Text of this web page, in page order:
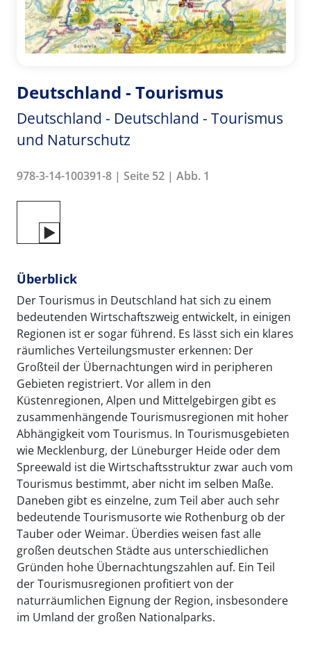
Deutschland - Tourismus
Deutschland - Deutschland - Tourismus
und Naturschutz
978-3-14-100391-8 | Seite 52 | Abb. 1
Überblick
Der Tourismus in Deutschland hat sich zu einem
bedeutenden Wirtschaftszweig entwickelt, in einigen
Regionen ist er sogar führend. Es lässt sich ein klares
räumliches Verteilungsmuster erkennen: Der
Großteil der Übernachtungen wird in peripheren
Gebieten registriert. Vor allem in den
Küstenregionen, Alpen und Mittelgebirgen gibt es
zusammenhängende Tourismusregionen mit hoher
Abhängigkeit vom Tourismus. In Tourismusgebieten
wie Mecklenburg, der Lüneburger Heide oder dem
Spreewald ist die Wirtschaftsstruktur zwar auch vom
Tourismus bestimmt, aber nicht im selben Maße.
Daneben gibt es einzelne, zum Teil aber auch sehr
bedeutende Tourismusorte wie Rothenburg ob der
Tauber oder Weimar. Überdies weisen fast alle
großen deutschen Städte aus unterschiedlichen
Gründen hohe Übernachtungszahlen auf. Ein Teil
der Tourismusregionen profitiert von der
naturräumlichen Eignung der Region, insbesondere
im Umland der großen Nationalparks.